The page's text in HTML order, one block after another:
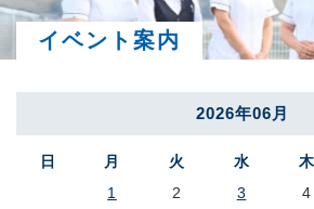
イベント案内
2026年06月
日 月 火 水 木
1 2 3 4